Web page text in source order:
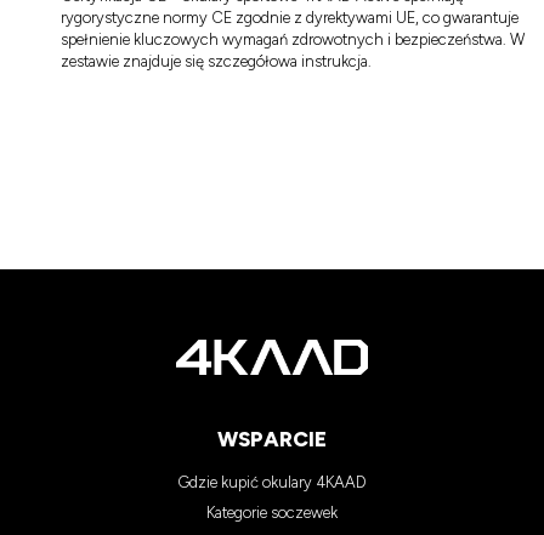
rygorystyczne normy CE zgodnie z dyrektywami UE, co gwarantuje
spełnienie kluczowych wymagań zdrowotnych i bezpieczeństwa. W
zestawie znajduje się szczegółowa instrukcja.
WSPARCIE
Gdzie kupić okulary 4KAAD
Kategorie soczewek